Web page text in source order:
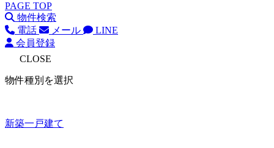
PAGE TOP
物件検索
電話
メール
LINE
会員登録
CLOSE
物件種別を選択
新築一戸建て